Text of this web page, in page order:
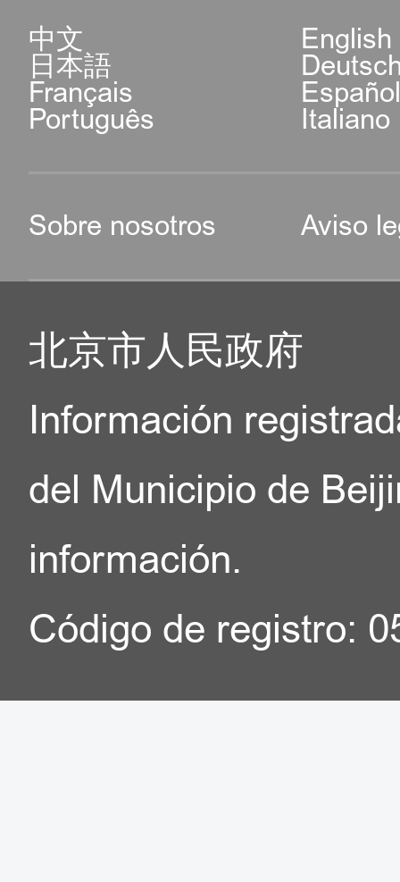
中文 English
日本語
Français
Português Italiano
Sobre nosotros Aviso
北京市人民政府
Información
del Municipio de
información.
Código de registro: